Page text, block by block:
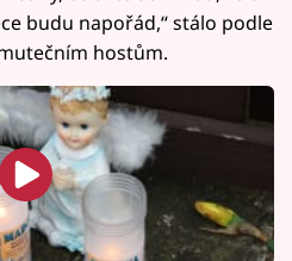
budu napořád,“ stálo podle
hostům.